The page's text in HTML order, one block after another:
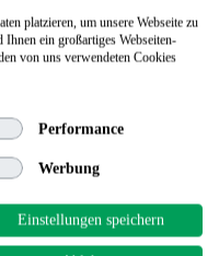
platzieren, um unsere Webseite zu
Ihnen ein großartiges Webseiten-
von uns verwendeten Cookies
Performance
Werbung
Einstellungen speichern